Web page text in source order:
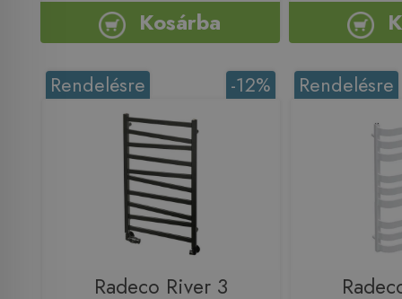
Kosárba
-12%
Rendelésre
Radeco River 3
Rendelésre